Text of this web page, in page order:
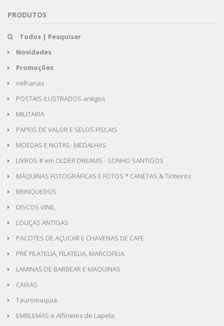
PRODUTOS
Todos | Pesquisar
Novidades
Promoções
velharias
POSTAIS ILUSTRADOS antigos
MILITARIA
PAPEIS DE VALOR E SELOS FISCAIS
MOEDAS E NOTAS- MEDALHAS
LIVROS # em OLDER DREAMS - SONHO SANTIGOS
MÁQUINAS FOTOGRÁFICAS E FOTOS * CANETAS & Tinteiros
BRINQUEDOS
DISCOS VINIL
LOUÇAS ANTIGAS
PACOTES DE AÇUCAR E CHAVENAS DE CAFE
PRÉ FILATELIA, FILATELIA, MARCOFILIA
LAMINAS DE BARBEAR E MAQUINAS
CAIXAS
Tauromaquia
EMBLEMAS e Alfinetes de Lapela